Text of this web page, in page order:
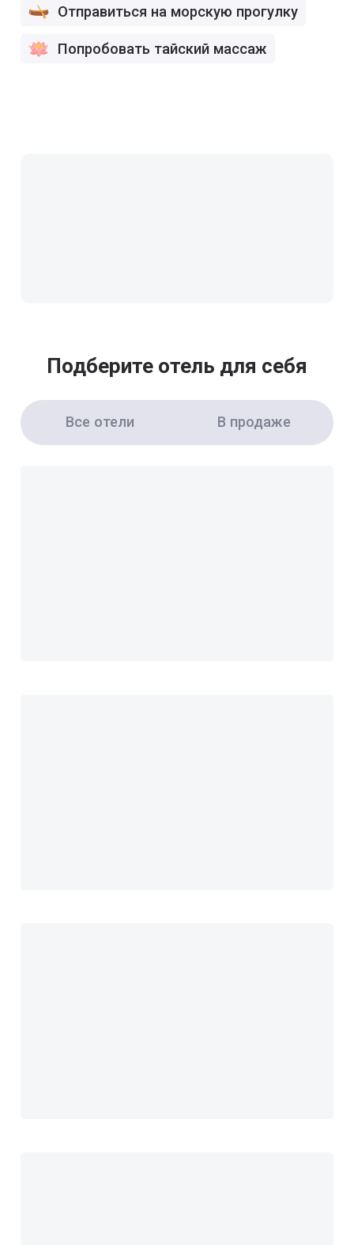
Отправиться на морскую прогулку
Попробовать тайский массаж
Подберите отель для себя
Все отели В продаже